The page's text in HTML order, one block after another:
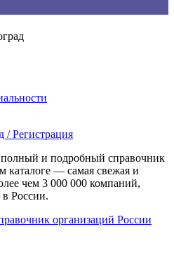
/ Регистрация
и подробный справочник
— самая свежая и
чем 3 000 000 компаний,
в России.
организаций России